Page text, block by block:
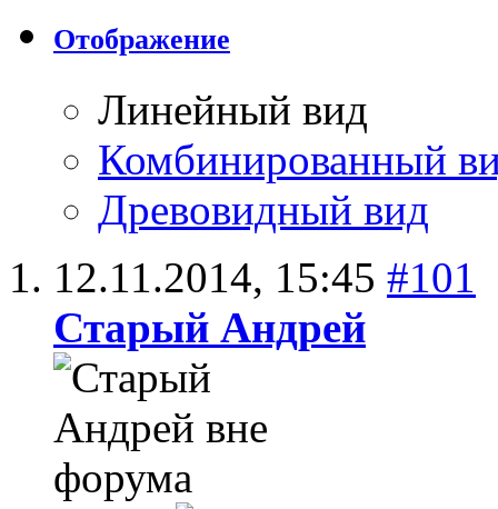
Отображение
Линейный вид
Комбинированный
Древовидный вид
12.11.2014, 15:45 #101
Старый Андрей